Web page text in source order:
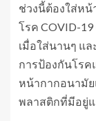
ช่วงนี้ต้องใส่ห
โรค COVID-
เมื่อใส่นานๆ แ
การป้องกันโรค
หน้ากากอนามัย
พลาสติกที่มีอยู่แ